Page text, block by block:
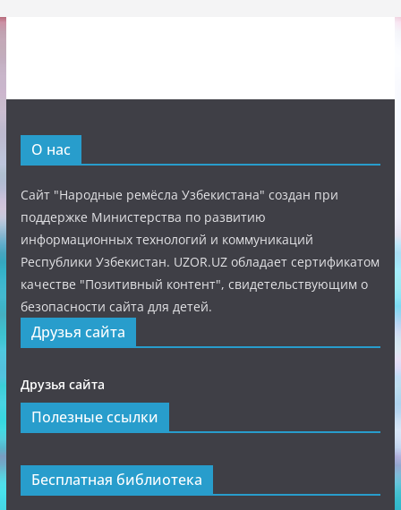
О нас
Сайт "Народные ремёсла Узбекистана" создан при
поддержке Министерства по развитию
информационных технологий и коммуникаций
Республики Узбекистан. UZOR.UZ обладает сертификатом
качестве "Позитивный контент", свидетельствующим о
безопасности сайта для детей.
Друзья сайта
Друзья сайта
Полезные ссылки
Бесплатная библиотека